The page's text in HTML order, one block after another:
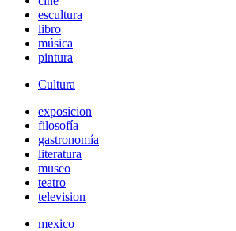
escultura
libro
música
pintura
Cultura
exposicion
filosofía
gastronomía
literatura
museo
teatro
television
mexico